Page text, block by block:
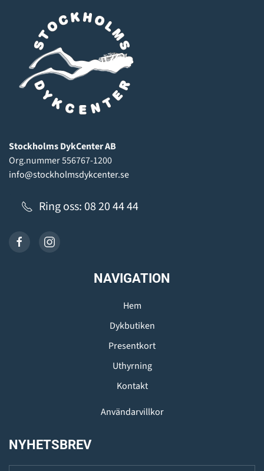
Stockholms DykCenter AB
Org.nummer 556767-1200
info@stockholmsdykcenter.se
Ring oss: 08 20 44 44
NAVIGATION
Hem
Dykbutiken
Presentkort
Uthyrning
Kontakt
Användarvillkor
NYHETSBREV